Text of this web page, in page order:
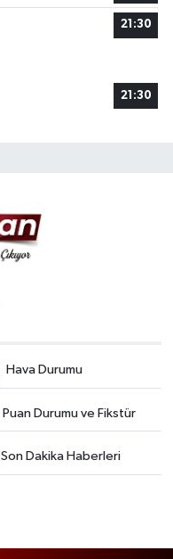
21:30
21:30
Hava Durumu
Puan Durumu ve Fikstür
Son Dakika Haberleri